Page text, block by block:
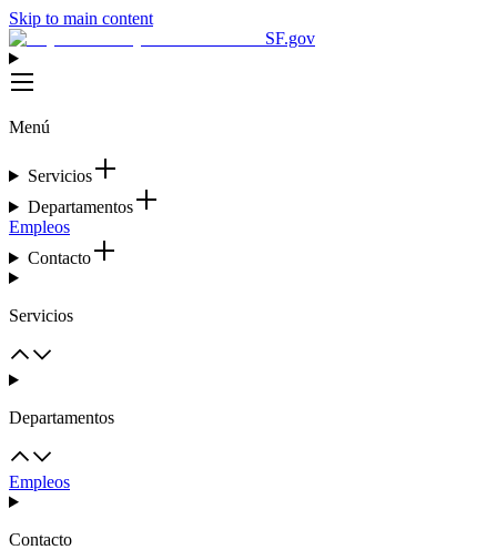
Skip to main content
SF.gov
Menú
Servicios
Departamentos
Empleos
Contacto
Servicios
Departamentos
Empleos
Contacto